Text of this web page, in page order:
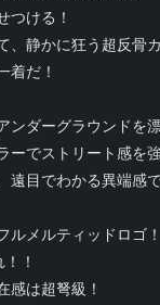
つける！
、静かに狂う超反骨カ
着だ！
ンダーグラウンドを
ーでストリート感を
遠目でわかる異端感
ルメルティッドロゴ！
！
感は超弩級！